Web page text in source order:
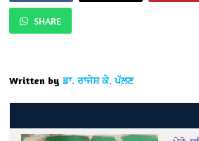
SHARE
Written by ਡਾ. ਰਾਜੇਸ਼ ਕੇ. ਪੱਲਣ